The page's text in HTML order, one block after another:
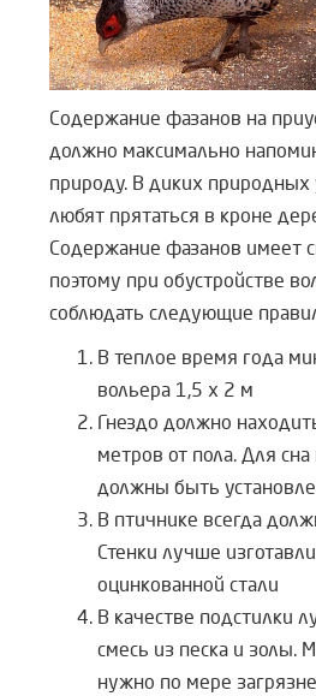
Содержание фазанов на
должно максимально
природу. В диких природных
любят прятаться в кроне
Содержание фазанов имеет
поэтому при обустройстве
соблюдать следующие
В теплое время года
вольера 1,5 х 2 м
Гнездо должно
метров от пола. Для сна
должны быть
В птичнике всегда
Стенки лучше
оцинкованной стали
В качестве подстилки
смесь из песка и золы.
нужно по мере